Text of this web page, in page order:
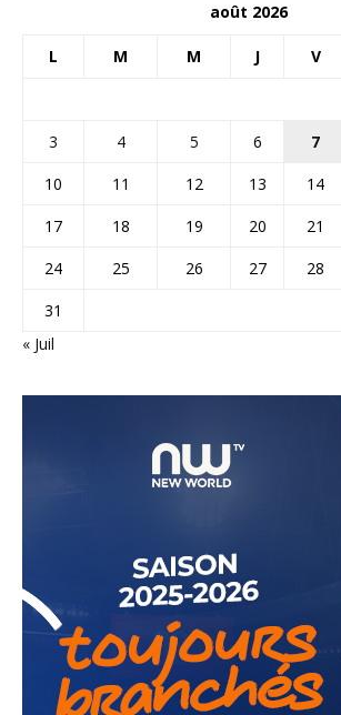
août 2026
L M M J V
3
4 5 6 7
10
11 12 13 14
17
18 19 20 21
24
25 26 27 28
31
« Juil